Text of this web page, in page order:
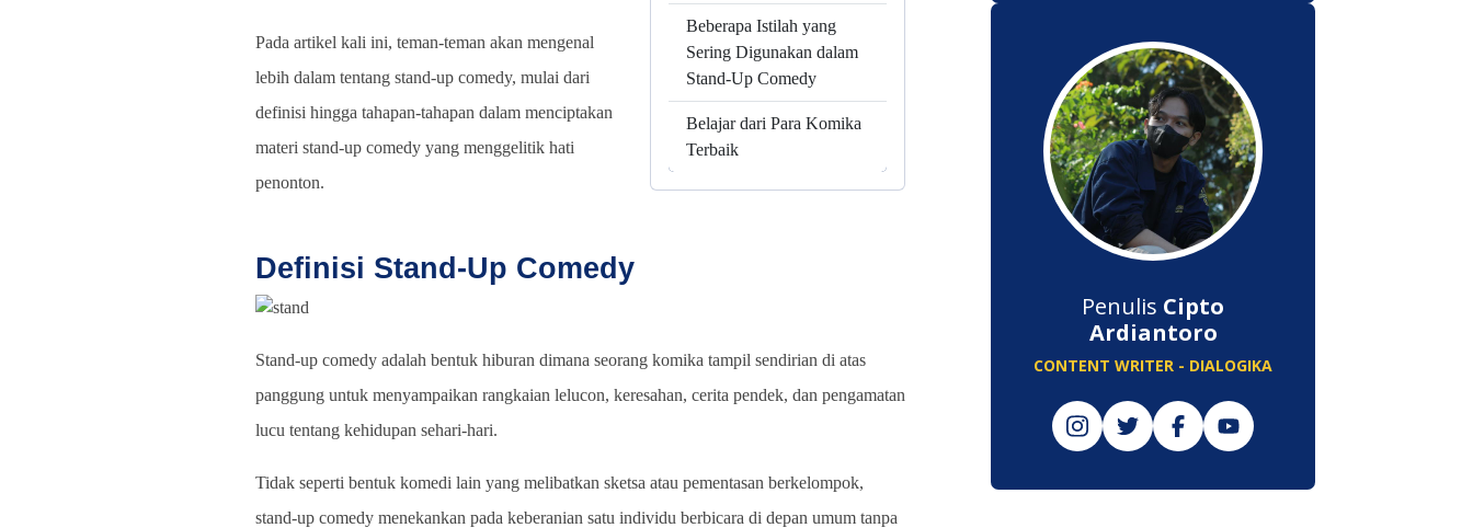
Pada artikel kali ini, teman-teman akan mengenal
lebih dalam tentang stand-up comedy, mulai dari
definisi hingga tahapan-tahapan dalam menciptakan
materi stand-up comedy yang menggelitik hati
penonton.
Beberapa Istilah yang
Sering Digunakan dalam
Stand-Up Comedy
Belajar dari Para Komika
Terbaik
Definisi Stand-Up Comedy
Stand-up comedy adalah bentuk hiburan dimana seorang komika tampil sendirian di atas
panggung untuk menyampaikan rangkaian lelucon, keresahan, cerita pendek, dan pengamatan
lucu tentang kehidupan sehari-hari.
Tidak seperti bentuk komedi lain yang melibatkan sketsa atau pementasan berkelompok,
stand-up comedy menekankan pada keberanian satu individu berbicara di depan umum tanpa
Penulis Cipto
Ardiantoro
CONTENT WRITER - DIALOGIKA